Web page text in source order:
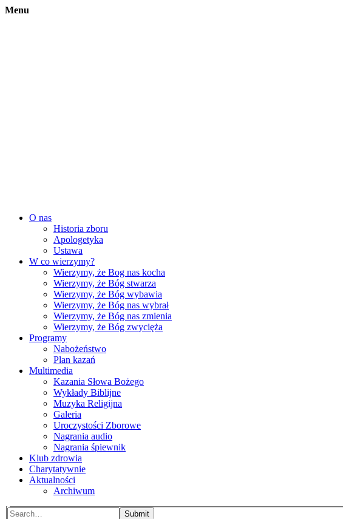
Menu
O nas
Historia zboru
Apologetyka
Ustawa
W co wierzymy?
Wierzymy, że Bog nas kocha
Wierzymy, że Bóg stwarza
Wierzymy, że Bóg wybawia
Wierzymy, że Bóg nas wybrał
Wierzymy, że Bóg nas zmienia
Wierzymy, że Bóg zwycięża
Programy
Nabożeństwo
Plan kazań
Multimedia
Kazania Słowa Bożego
Wykłady Biblijne
Muzyka Religijna
Galeria
Uroczystości Zborowe
Nagrania audio
Nagrania śpiewnik
Klub zdrowia
Charytatywnie
Aktualności
Archiwum
Submit